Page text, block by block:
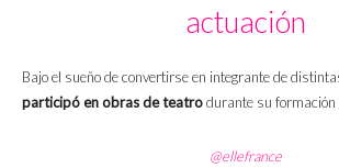
actuación
Bajo el sueño de convertirse en integrante de
participó en obras de teatrodurante su formación
@ellefrance